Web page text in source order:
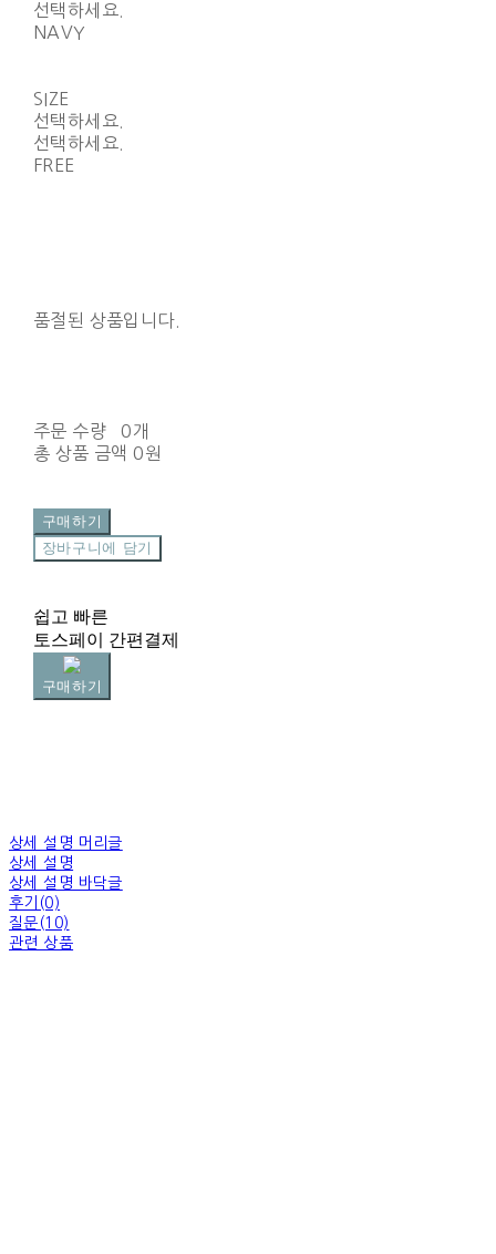
선택하세요.
NAVY
SIZE
선택하세요.
선택하세요.
FREE
품절된 상품입니다.
주문 수량
0개
총 상품 금액 0원
구매하기
장바구니에 담기
쉽고 빠른
토스페이 간편결제
구매하기
상세 설명 머리글
상세 설명
상세 설명 바닥글
후기(0)
질문(10)
관련 상품